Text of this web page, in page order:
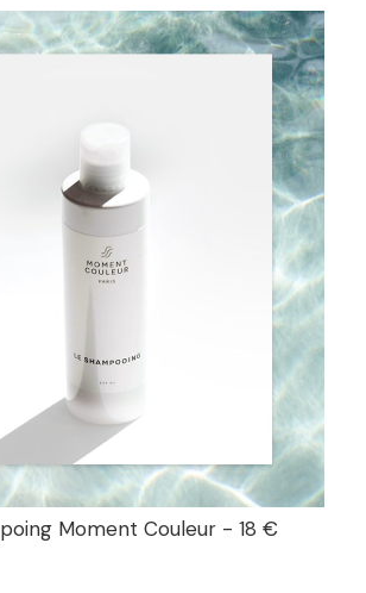
Moment Couleur - 18 €